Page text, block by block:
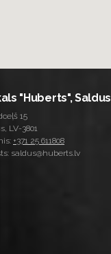
"Huberts", Saldus
15
LV-3801
+371 25 611808
saldus@huberts.lv